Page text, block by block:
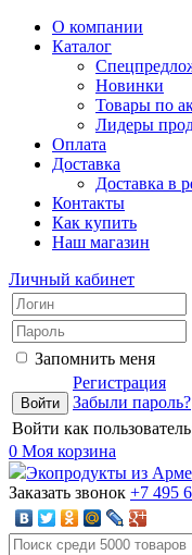
О компании
Каталог
Новинки
Товары по
Лидеры
Оплата
Доставка
Доставка в
Контакты
Как купить
Наш магазин
Личный кабинет
Запомнить меня
Регистрация
Забыли пароль?
Войти как
0 Моя корзина
Экопродукты из
Заказать звонок +7 495